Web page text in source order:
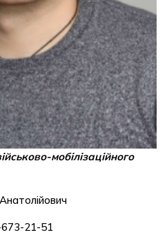
мобілізаційного
21-51